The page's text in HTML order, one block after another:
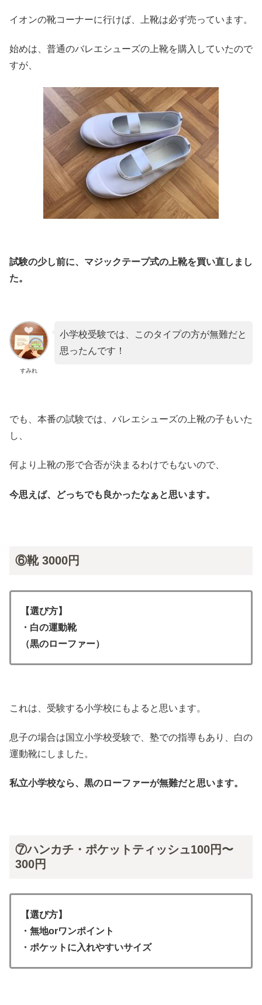
イオンの靴コーナーに行けば、上靴は必ず売っています。
始めは、普通のバレエシューズの上靴を購入していたので
すが、
試験の少し前に、マジックテープ式の上靴を買い直しまし
た。
すみれ
小学校受験では、このタイプの方が無難だと
思ったんです！
でも、本番の試験では、バレエシューズの上靴の子もいた
し、
何より上靴の形で合否が決まるわけでもないので、
今思えば、どっちでも良かったなぁと思います。
⑥靴 3000円
【選び方】
・白の運動靴
（黒のローファー）
これは、受験する小学校にもよると思います。
息子の場合は国立小学校受験で、塾での指導もあり、白の
運動靴にしました。
私立小学校なら、黒のローファーが無難だと思います。
⑦ハンカチ・ポケットティッシュ100円〜
300円
【選び方】
・無地orワンポイント
・ポケットに入れやすいサイズ